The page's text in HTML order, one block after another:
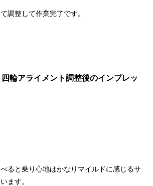
調整して作業完了です。
輪アライメント調整後のインプレッ
ると乗り心地はかなりマイルドに感じるサ
ます。